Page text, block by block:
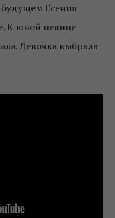
будущем Есения
К юной певице
Девочка выбрала